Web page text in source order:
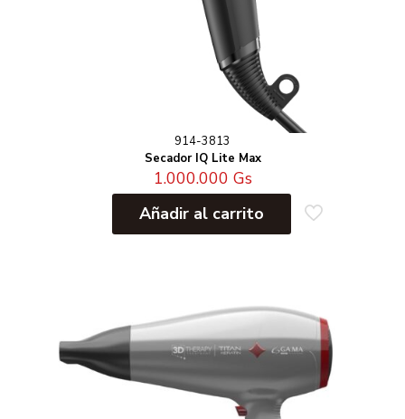
914-3813
Secador IQ Lite Max
1.000.000 Gs
Añadir al carrito